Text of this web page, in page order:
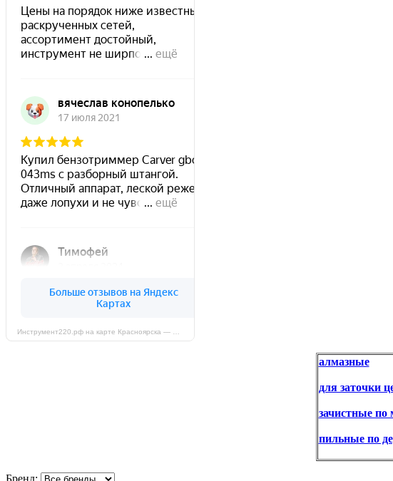
алмазные
для заточки
зачистные по
пильные по
Бренд: